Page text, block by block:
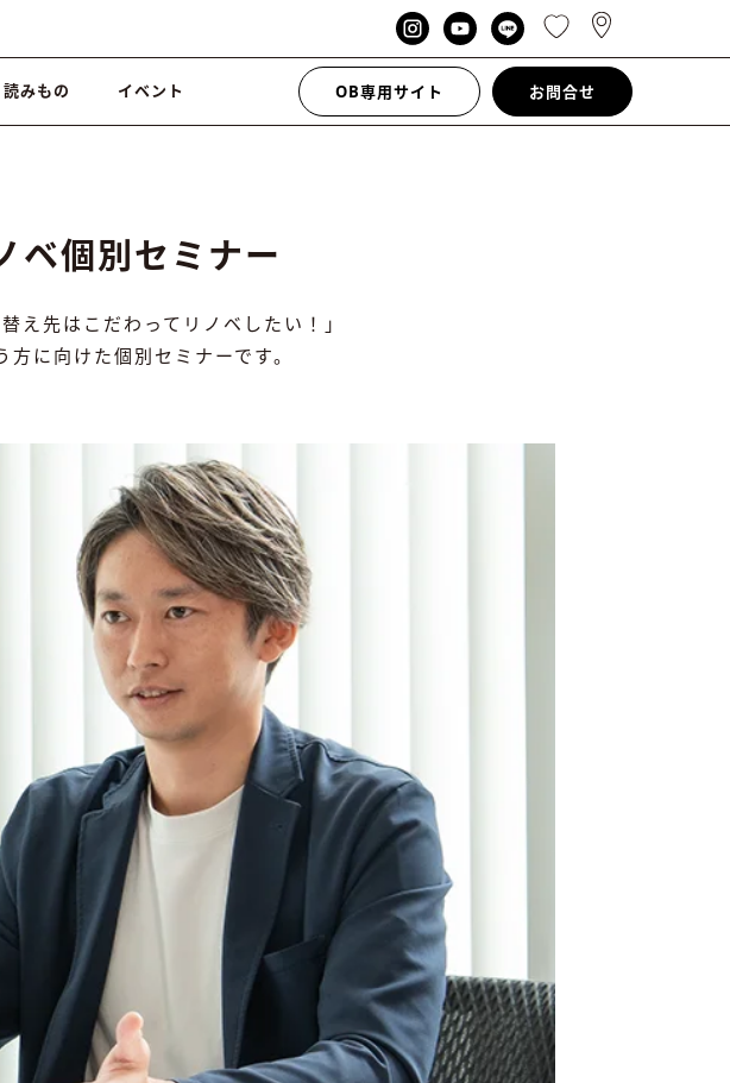
読みもの イベント OB専用サイト お問合せ
ベ個別セミナー
え先はこだわってリノベしたい！」
に向けた個別セミナーです。